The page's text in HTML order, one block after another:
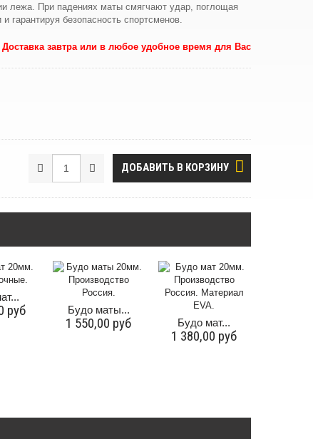
лежа. При падениях маты смягчают удар, поглощая
гарантируя безопасность спортсменов.
Доставка завтра или в любое удобное время для Вас
ДОБАВИТЬ В КОРЗИНУ
руб Будо маты...
1 550,00 руб Будо мат...
1 380,00 руб